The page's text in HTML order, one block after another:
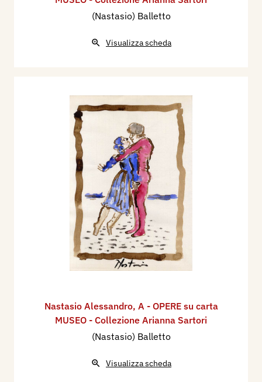
(Nastasio) Balletto
Visualizza scheda
Nastasio Alessandro, A - OPERE su carta
MUSEO - Collezione Arianna Sartori
(Nastasio) Balletto
Visualizza scheda